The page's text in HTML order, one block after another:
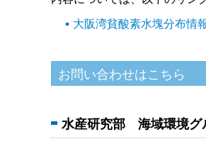
大阪湾貧酸素水塊分布情
水産研究部 海域環境グ